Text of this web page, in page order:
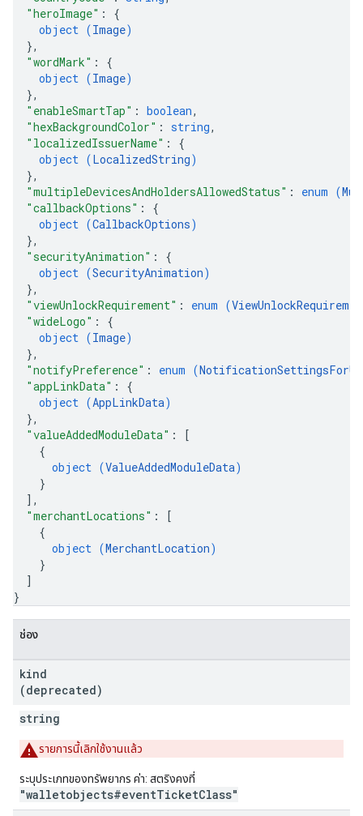
"heroImage" : {
object (Image)
},
"wordMark" : {
object (Image)
},
"enableSmartTap" : boolean,
"hexBackgroundColor" : string,
"localizedIssuerName" : {
object (LocalizedString)
},
"multipleDevicesAndHoldersAllowedStatus" : enum (
"callbackOptions" : {
object (CallbackOptions)
},
"securityAnimation" : {
object (SecurityAnimation)
},
"viewUnlockRequirement" : enum (
"wideLogo" : {
object (Image)
},
"notifyPreference" : enum (
"appLinkData" : {
object (AppLinkData)
},
"valueAddedModuleData" :
[
{
object (ValueAddedModuleData)
}
] ,
"merchantLocations" :
[
{
object (MerchantLocation)
}
]
}
ช่อง
kind
(deprecated)
string
รายการนี้เลิกใช้งานแล้ว
ระบุประเภทของทรัพยากร ค่า: สตริงคงที่
"walletobjects#eventTicketClass"